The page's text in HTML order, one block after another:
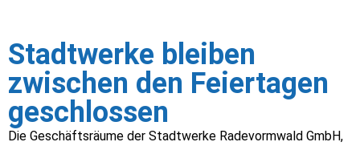
Stadtwerke bleiben
zwischen den Feiertagen
geschlossen
Die Geschäftsräume der Stadtwerke Radevormwald GmbH,